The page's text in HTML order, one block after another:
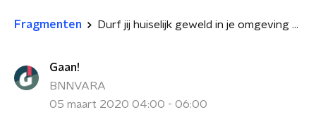
Fragmenten Durf jij huiselijk geweld in je omgeving te melden?
Gaan!
BNNVARA
05 maart 2020 04:00 - 06:00